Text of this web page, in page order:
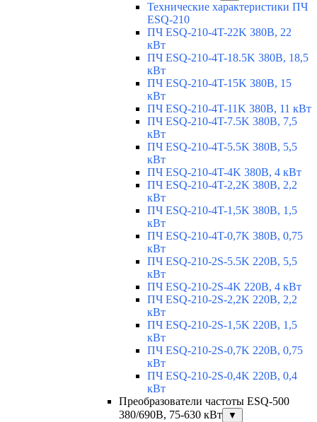
Технические характеристики ПЧ
ESQ-210
ПЧ ESQ-210-4T-22K 380В, 22
кВт
ПЧ ESQ-210-4T-18.5K 380В, 18,5
кВт
ПЧ ESQ-210-4T-15K 380В, 15
кВт
ПЧ ESQ-210-4T-11K 380В, 11 кВт
ПЧ ESQ-210-4T-7.5K 380В, 7,5
кВт
ПЧ ESQ-210-4T-5.5K 380В, 5,5
кВт
ПЧ ESQ-210-4T-4K 380В, 4 кВт
ПЧ ESQ-210-4T-2,2K 380В, 2,2
кВт
ПЧ ESQ-210-4T-1,5K 380В, 1,5
кВт
ПЧ ESQ-210-4T-0,7K 380В, 0,75
кВт
ПЧ ESQ-210-2S-5.5K 220В, 5,5
кВт
ПЧ ESQ-210-2S-4K 220В, 4 кВт
ПЧ ESQ-210-2S-2,2K 220В, 2,2
кВт
ПЧ ESQ-210-2S-1,5K 220В, 1,5
кВт
ПЧ ESQ-210-2S-0,7K 220В, 0,75
кВт
ПЧ ESQ-210-2S-0,4K 220В, 0,4
кВт
Преобразователи частоты ESQ-500
380/690В, 75-630 кВт
▼